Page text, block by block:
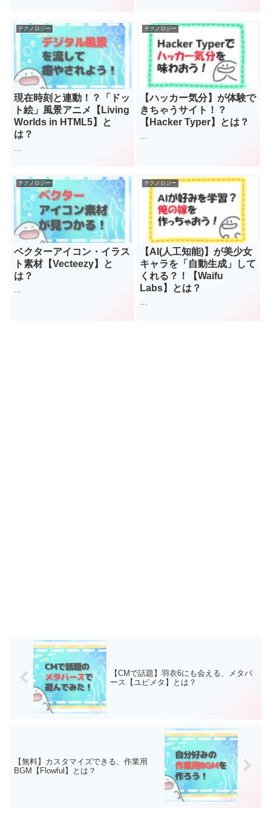
テクノロジー
現在時刻と連動！？「ドッ
ト絵」風景アニメ【Living
Worlds in HTML5】と
は？
テクノロジー
【ハッカー気分】が体験で
きちゃうサイト！？
【Hacker Typer】とは？
テクノロジー
ベクターアイコン・イラス
ト素材【Vecteezy】と
は？
...
テクノロジー
【AI(人工知能)】が美少女
キャラを「自動生成」して
くれる？！【Waifu
Labs】とは？
...
【CMで話題】羽衣6にも会える、メタバ
ース【ユピメタ】とは？
【無料】カスタマイズできる、作業用
BGM【Flowful】とは？